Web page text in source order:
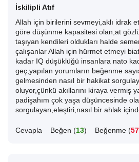
İskilipli Atıf
Allah için birilerini sevmeyi,aklı idrak
göre düşünme kapasitesi olan,at
taşıyan kendileri oldukları halde
çalışanlar Allah için hürmet etmeyi
kadar IQ düşüklüğü insanlara nato
geç,yapılan yorumların beğenme
gelmesinden nasıl bir hakikat
oluyor,çünkü akıllarını kiraya vermiş
padişahım çok yaşa düşüncesinde
sorgulayan,eleştiri,nasıl bir ahlak
Cevapla Beğen (13) Beğenme (57